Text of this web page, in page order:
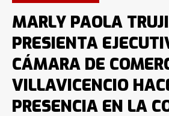
MARLY PAOLA
PRESIENTA
CÁMARA DE
VILLAVICENCIO
PRESENCIA EN LA